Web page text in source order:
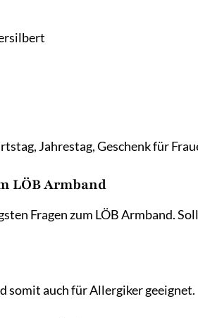
Jahrestag, Geschenk für
LÖB Armband
Fragen zum LÖB Armband.
somit auch für Allergiker geeignet.